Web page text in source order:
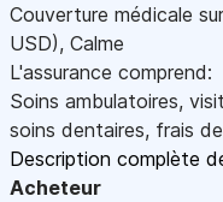
Couverture médicale
USD), Calme
L'assurance comprend:
Soins ambulatoires,
soins dentaires, frais
Description complète
Acheteur